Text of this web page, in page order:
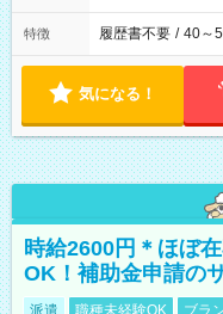
特徴 履歴書不要 / 40～
気になる！
時給2600円＊ほぼ
OK！補助金申請の
派遣 職種未経験OK ブラ